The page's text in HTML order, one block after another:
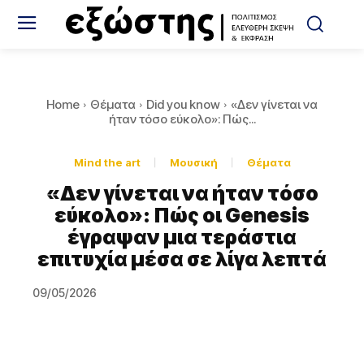
Home Θέματα Did you know
«Δεν γίνεται να
ήταν τόσο εύκολο»: Πώς...
Mind the art Μουσική Θέματα
«Δεν γίνεται να ήταν τόσο
εύκολο»: Πώς οι Genesis
έγραψαν μια τεράστια
επιτυχία μέσα σε λίγα λεπτά
09/05/2026